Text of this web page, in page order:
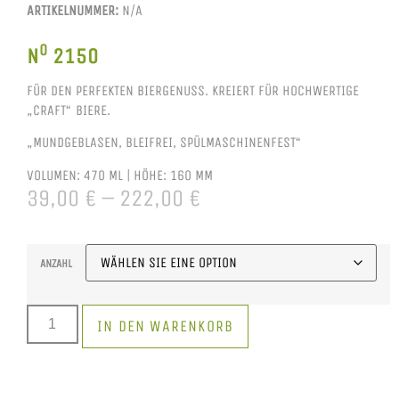
ARTIKELNUMMER: N/A
NO 2150
FÜR DEN PERFEKTEN BIERGENUSS. KREIERT FÜR HOCHWERTIGE
„CRAFT“ BIERE.
„MUNDGEBLASEN, BLEIFREI, SPÜLMASCHINENFEST“
VOLUMEN: 470 ML | HÖHE: 160 MM
39,00 € – 222,00 €
ANZAHL
IN DEN WARENKORB